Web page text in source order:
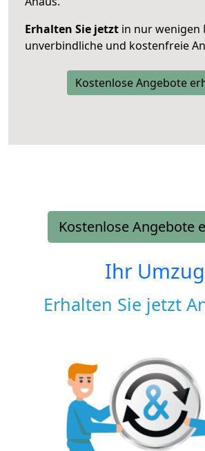
Erhalten Sie jetzt in nur wenigen
unverbindliche und kostenfreie
Kostenlose Angebote
Kostenlose Angebote
Ihr Umzug
Erhalten Sie jetzt